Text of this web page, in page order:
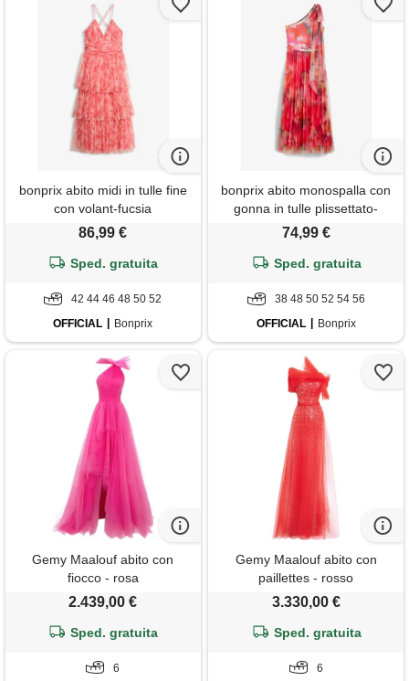
bonprix abito midi in tulle fine
con volant-fucsia
86,99 €
Sped. gratuita
42 44 46 48 50 52
OFFICIAL
Bonprix
bonprix abito monospalla con
gonna in tulle plissettato-
fucsia
74,99 €
Sped. gratuita
38 48 50 52 54 56
OFFICIAL
Bonprix
Gemy Maalouf abito con
fiocco - rosa
2.439,00 €
Sped. gratuita
6
Gemy Maalouf abito con
paillettes - rosso
3.330,00 €
Sped. gratuita
6